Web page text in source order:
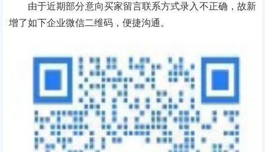
由于近期部分意向买家留言联系方式录入不正确，故新
增了如下企业微信二维码，便捷沟通。